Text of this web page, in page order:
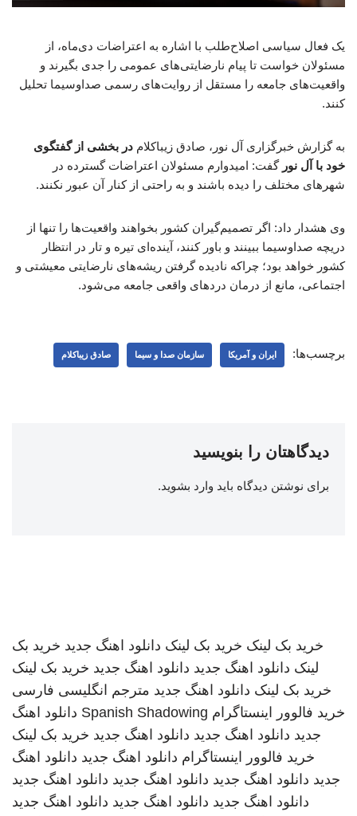
یک فعال سیاسی اصلاح‌طلب با اشاره به اعتراضات دی‌ماه، از
مسئولان خواست تا پیام نارضایتی‌های عمومی را جدی بگیرند و
واقعیت‌های جامعه را مستقل از روایت‌های رسمی صداوسیما تحلیل
کنند.
به گزارش خبرگزاری آل نور، صادق زیباکلام در بخشی از گفتگوی
خود با آل نور گفت: امیدوارم مسئولان اعتراضات گسترده در
شهرهای مختلف را دیده باشند و به راحتی از کنار آن عبور نکنند.
وی هشدار داد: اگر تصمیم‌گیران کشور بخواهند واقعیت‌ها را تنها از
دریچه صداوسیما ببینند و باور کنند، آینده‌ای تیره و تار در انتظار
کشور خواهد بود؛ چراکه نادیده گرفتن ریشه‌های نارضایتی معیشتی و
اجتماعی، مانع از درمان دردهای واقعی جامعه می‌شود.
برچسب‌ها: ایران و آمریکا سازمان صدا و سیما صادق زیباکلام
دیدگاهتان را بنویسید
برای نوشتن دیدگاه باید وارد بشوید.
خرید بک لینک خرید بک لینک دانلود اهنگ جدید خرید بک
لینک دانلود اهنگ جدید دانلود اهنگ جدید خرید بک لینک
خرید بک لینک دانلود اهنگ جدید مترجم انگلیسی فارسی
خرید فالوور اینستاگرام Spanish Shadowing دانلود اهنگ
جدید دانلود اهنگ جدید دانلود اهنگ جدید خرید بک لینک
خرید فالوور اینستاگرام دانلود اهنگ جدید دانلود اهنگ
جدید دانلود اهنگ جدید دانلود اهنگ جدید دانلود اهنگ جدید
دانلود اهنگ جدید دانلود اهنگ جدید دانلود اهنگ جدید